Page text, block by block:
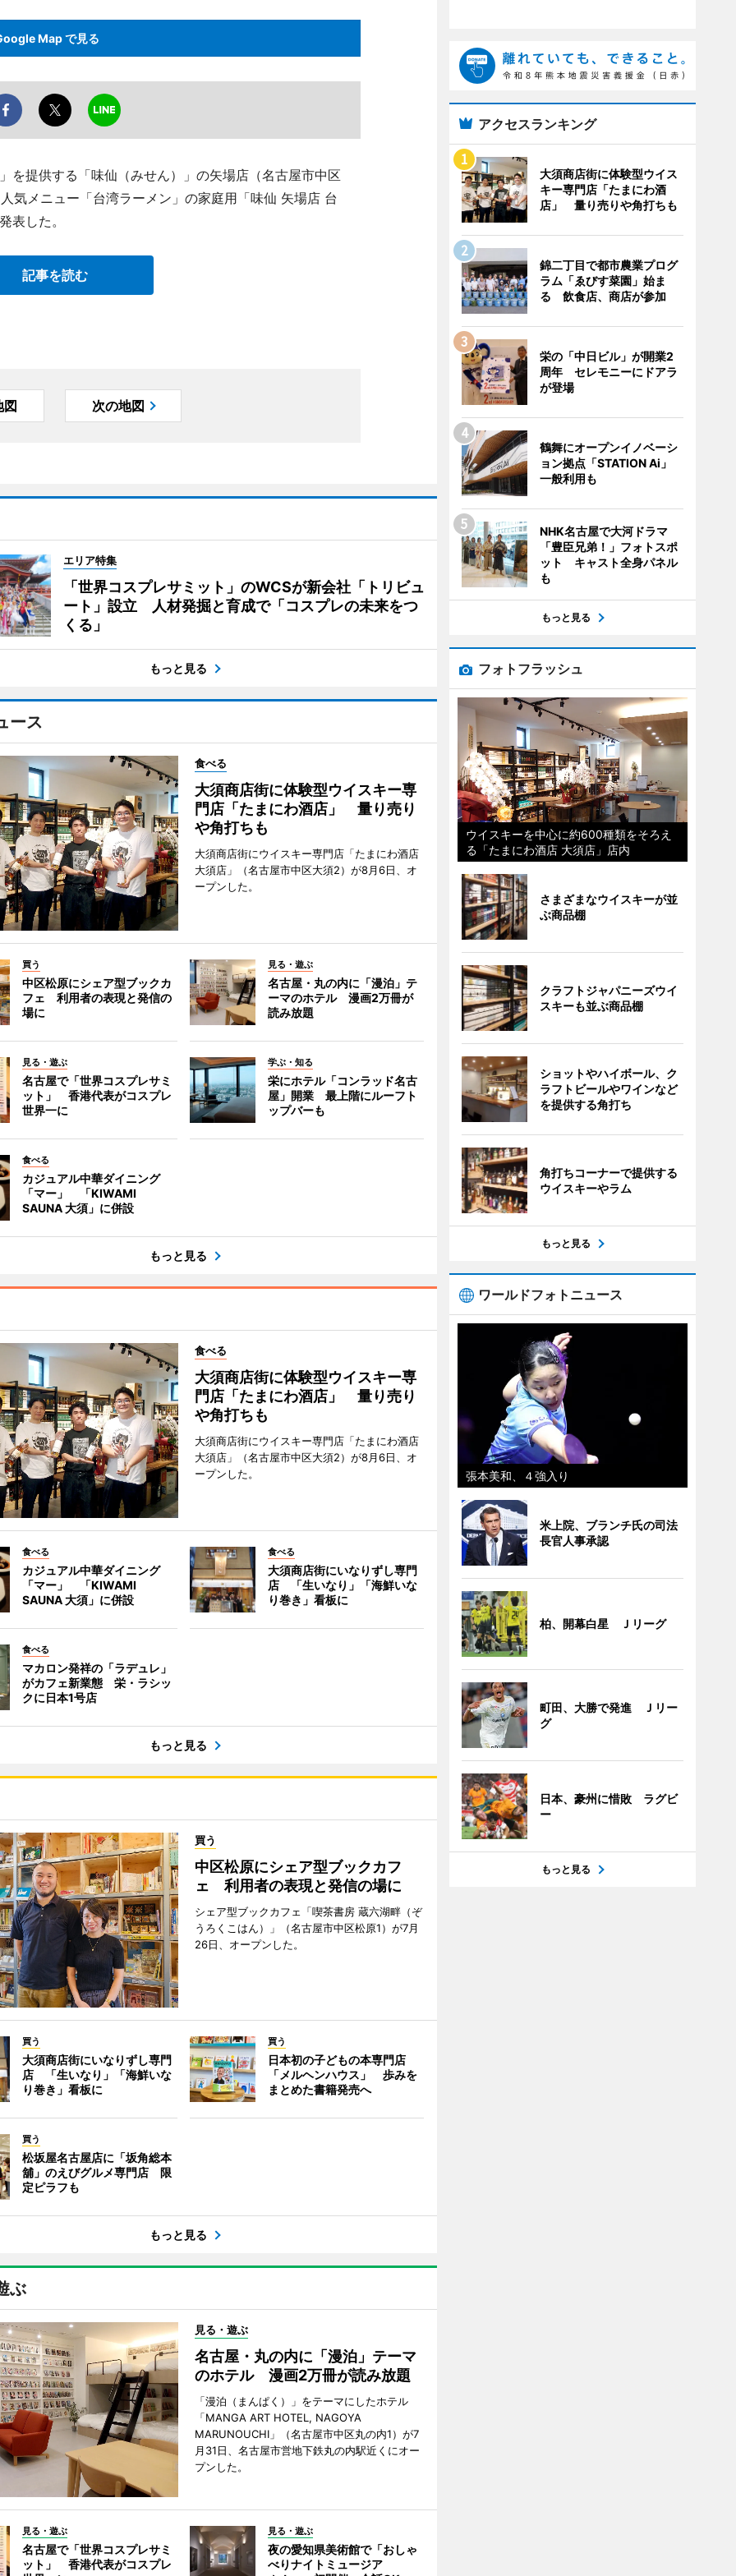
Map で見る
を提供する「味仙（みせん）」の矢場店（名古屋市中区
メニュー「台湾ラーメン」の家庭用「味仙 矢場店 台
表した。
記事を読む
図 次の地図
エリア特集
「世界コスプレサミット」のWCSが新会社「トリビュ
ート」設立 人材発掘と育成で「コスプレの未来をつ
くる」
もっと見る
ース
食べる
大須商店街に体験型ウイスキー専
門店「たまにわ酒店」 量り売り
や角打ちも
大須商店街にウイスキー専門店「たまにわ酒店
大須店」（名古屋市中区大須2）が8月6日、オ
ープンした。
買う
中区松原にシェア型ブックカ
フェ 利用者の表現と発信の
場に
見る・遊ぶ
名古屋・丸の内に「漫泊」テ
ーマのホテル 漫画2万冊が
読み放題
見る・遊ぶ
名古屋で「世界コスプレサミ
ット」 香港代表がコスプレ
世界一に
学ぶ・知る
栄にホテル「コンラッド名古
屋」開業 最上階にルーフト
ップバーも
食べる
カジュアル中華ダイニング
「マー」 「KIWAMI
SAUNA 大須」に併設
もっと見る
食べる
大須商店街に体験型ウイスキー専
門店「たまにわ酒店」 量り売り
や角打ちも
大須商店街にウイスキー専門店「たまにわ酒店
大須店」（名古屋市中区大須2）が8月6日、オ
ープンした。
食べる
カジュアル中華ダイニング
「マー」 「KIWAMI
SAUNA 大須」に併設
食べる
大須商店街にいなりずし専門
店 「生いなり」「海鮮いな
り巻き」看板に
食べる
マカロン発祥の「ラデュレ」
がカフェ新業態 栄・ラシッ
クに日本1号店
もっと見る
買う
中区松原にシェア型ブックカフ
ェ 利用者の表現と発信の場に
シェア型ブックカフェ「喫茶書房 蔵六湖畔（ぞ
うろくこはん）」（名古屋市中区松原1）が7月
26日、オープンした。
買う
大須商店街にいなりずし専門
店 「生いなり」「海鮮いな
り巻き」看板に
買う
日本初の子どもの本専門店
「メルヘンハウス」 歩みを
まとめた書籍発売へ
買う
松坂屋名古屋店に「坂角総本
舖」のえびグルメ専門店 限
定ピラフも
もっと見る
ぶ
見る・遊ぶ
名古屋・丸の内に「漫泊」テーマ
のホテル 漫画2万冊が読み放題
「漫泊（まんぱく）」をテーマにしたホテル
「MANGA ART HOTEL, NAGOYA
MARUNOUCHI」（名古屋市中区丸の内1）が7
月31日、名古屋市営地下鉄丸の内駅近くにオー
プンした。
見る・遊ぶ
名古屋で「世界コスプレサミ
ット」 香港代表がコスプレ
見る・遊ぶ
夜の愛知県美術館で「おしゃ
べりナイトミュージア
アクセスランキング
大須商店街に体験型ウイス
キー専門店「たまにわ酒
店」 量り売りや角打ちも
錦二丁目で都市農業プログ
ラム「ゑびす菜園」始ま
る 飲食店、商店が参加
栄の「中日ビル」が開業2
周年 セレモニーにドアラ
が登場
鶴舞にオープンイノベーシ
ョン拠点「STATION Ai」
一般利用も
NHK名古屋で大河ドラマ
「豊臣兄弟！」フォトスポ
ット キャスト全身パネル
も
もっと見る
フォトフラッシュ
ウイスキーを中心に約600種類をそろえ
る「たまにわ酒店 大須店」店内
さまざまなウイスキーが並
ぶ商品棚
クラフトジャパニーズウイ
スキーも並ぶ商品棚
ショットやハイボール、ク
ラフトビールやワインなど
を提供する角打ち
角打ちコーナーで提供する
ウイスキーやラム
もっと見る
ワールドフォトニュース
張本美和、４強入り
米上院、ブランチ氏の司法
長官人事承認
柏、開幕白星 Ｊリーグ
町田、大勝で発進 Ｊリー
グ
日本、豪州に惜敗 ラグビ
ー
もっと見る